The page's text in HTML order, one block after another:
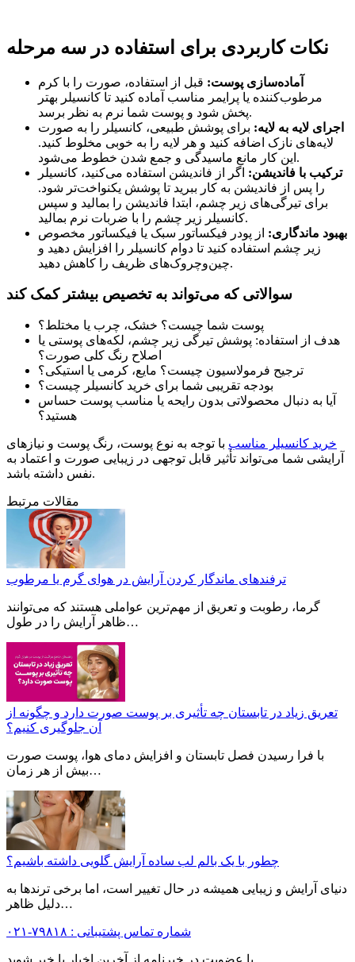
نکات کاربردی برای استفاده در سه مرحله
آماده‌سازی پوست: قبل از استفاده، صورت را با کرم
مرطوب‌کننده یا پرایمر مناسب آماده کنید تا کانسیلر بهتر
پخش شود و پوست شما نرم به نظر برسد.
اجرای لایه به لایه: برای پوشش طبیعی، کانسیلر را به صورت
لایه‌های نازک اضافه کنید و هر لایه را به خوبی مخلوط کنید.
این کار مانع ماسیدگی و جمع شدن خطوط می‌شود.
ترکیب با فاندیشن: اگر از فاندیشن استفاده می‌کنید، کانسیلر
را پس از فاندیشن به کار ببرید تا پوشش یکنواخت‌تر شود.
برای تیرگی‌های زیر چشم، ابتدا فاندیشن را بمالید و سپس
کانسیلر زیر چشم را با ضربات نرم بمالید.
بهبود ماندگاری: از پودر فیکساتور سبک یا فیکساتور مخصوص
زیر چشم استفاده کنید تا دوام کانسیلر را افزایش دهید و
چین‌وچروک‌های ظریف را کاهش دهید.
سوالاتی که می‌تواند به تخصیص بیشتر کمک کند
پوست شما چیست؟ خشک، چرب یا مختلط؟
هدف از استفاده: پوشش تیرگی زیر چشم، لکه‌های پوستی یا
اصلاح رنگ کلی صورت؟
ترجیح فرمولاسیون چیست؟ مایع، کرمی یا استیکی؟
بودجه تقریبی شما برای خرید کانسیلر چیست؟
آیا به دنبال محصولاتی بدون رایحه یا مناسب پوست حساس
هستید؟
خرید کانسیلر مناسب با توجه به نوع پوست، رنگ پوست و نیازهای
آرایشی شما می‌تواند تأثیر قابل توجهی در زیبایی صورت و اعتماد به
نفس داشته باشد.
مقالات مرتبط
ترفندهای ماندگار کردن آرایش در هوای گرم یا مرطوب
گرما، رطوبت و تعریق از مهم‌ترین عواملی هستند که می‌توانند
ظاهر آرایش را در طول…
تعریق زیاد در تابستان چه تأثیری بر پوست صورت دارد و چگونه از
آن جلوگیری کنیم؟
با فرا رسیدن فصل تابستان و افزایش دمای هوا، پوست صورت
بیش از هر زمان…
چطور با یک بالم لب ساده آرایش گلویی داشته باشیم؟
دنیای آرایش و زیبایی همیشه در حال تغییر است، اما برخی ترندها به
دلیل ظاهر…
شماره تماس پشتیبانی : ۷۹۸۱۸-۰۲۱